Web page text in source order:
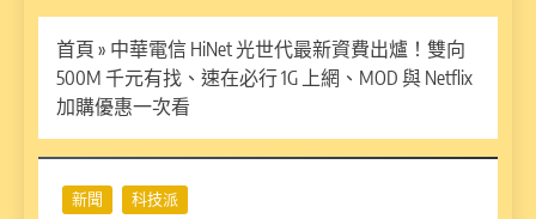
首頁 » 中華電信 HiNet 光世代最新資費出爐！雙向
500M 千元有找、速在必行 1G 上網、MOD 與 Netflix
加購優惠一次看
新聞 科技派